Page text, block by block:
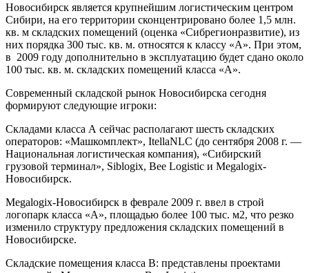
Новосибирск является крупнейшим логистическим центром
Сибири, на его территории сконцентрировано более 1,5 млн.
кв. м складских помещений (оценка «Сибрегионразвитие), из
них порядка 300 тыс. кв. м. относятся к классу «А». При этом,
в 2009 году дополнительно в эксплуатацию будет сдано около
100 тыс. кв. м. складских помещений класса «А».
Современный складской рынок Новосибирска сегодня
формируют следующие игроки:
Складами класса А сейчас располагают шесть складских
операторов: «Машкомплект», ItellaNLC (до сентября 2008 г. —
Национальная логистическая компания), «Сибирский
грузовой терминал», Siblogix, Bee Logistic и Megalogix-
Новосибирск.
Megalogix-Новосибирск в феврале 2009 г. ввел в строй
логопарк класса «А», площадью более 100 тыс. м2, что резко
изменило структуру предложения складских помещений в
Новосибирске.
Складские помещения класса В: представлены проектами